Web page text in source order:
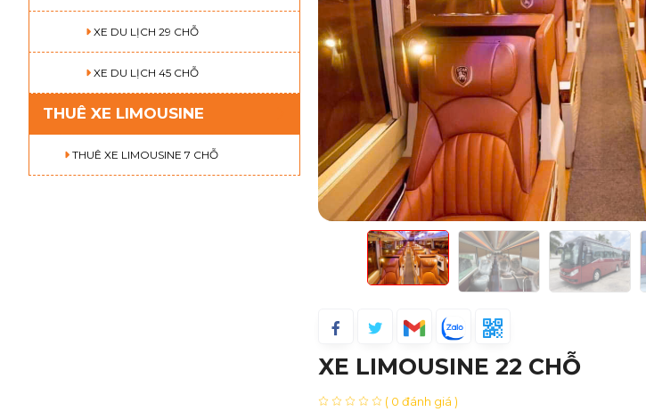
XE DU LỊCH 29 CHỖ
XE DU LỊCH 45 CHỖ
THUÊ XE LIMOUSINE
THUÊ XE LIMOUSINE 7 CHỖ
XE LIMOUSINE 22 CHỖ
( 0 đánh giá )